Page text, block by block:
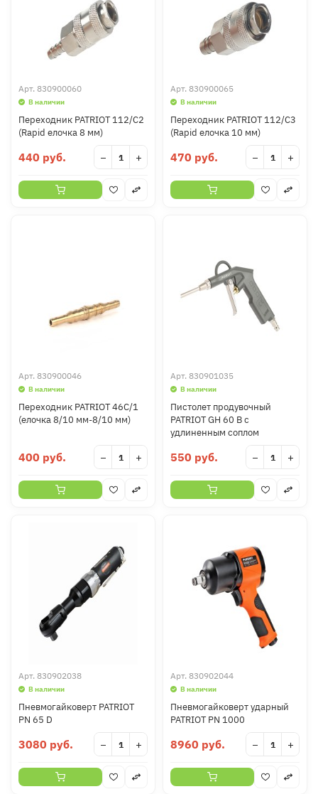
Арт. 830900060
В наличии
Переходник PATRIOT 112/С2
(Rapid елочка 8 мм)
440 руб. − +
Арт. 830900065
В наличии
Переходник PATRIOT 112/С3
(Rapid елочка 10 мм)
470 руб. − +
Арт. 830900046
В наличии
Переходник PATRIOT 46C/1
(елочка 8/10 мм-8/10 мм)
400 руб. − +
Арт. 830901035
В наличии
Пистолет продувочный
PATRIOT GH 60 B с
удлиненным соплом
550 руб. − +
Арт. 830902038
В наличии
Пневмогайковерт PATRIOT
PN 65 D
3080 руб. − +
Арт. 830902044
В наличии
Пневмогайковерт ударный
PATRIOT PN 1000
8960 руб. − +